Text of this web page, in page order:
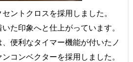
ントクロスを採用しました。
た印象へと仕上がっています。
便利なタイマー機能が付いたノ
コンベクターを採用しました。